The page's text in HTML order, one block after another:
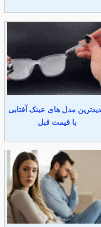
مدل های عینک آفتابی
با قیمت قبل